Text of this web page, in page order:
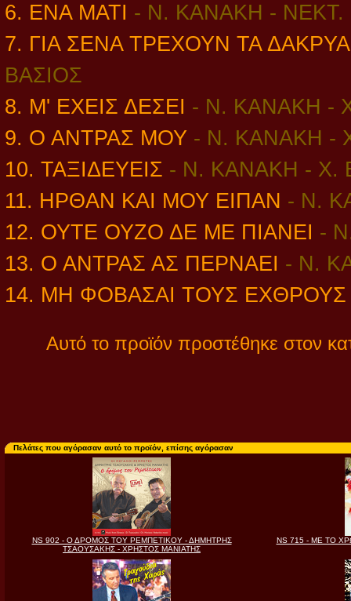
6. ΕΝΑ ΜΑΤΙ - Ν. ΚΑΝΑΚΗ -
7. ΓΙΑ ΣΕΝΑ ΤΡΕΧΟΥΝ ΤΑ
ΒΑΣΙΟΣ
8. Μ' ΕΧΕΙΣ ΔΕΣΕΙ - Ν. ΚΑΝΑΚΗ -
9. Ο ΑΝΤΡΑΣ ΜΟΥ - Ν. ΚΑΝΑΚΗ -
10. ΤΑΞΙΔΕΥΕΙΣ - Ν. ΚΑΝΑΚΗ - Χ.
11. ΗΡΘΑΝ ΚΑΙ ΜΟΥ ΕΙΠΑΝ - Ν.
12. ΟΥΤΕ ΟΥΖΟ ΔΕ ΜΕ ΠΙΑΝΕΙ -
13. Ο ΑΝΤΡΑΣ ΑΣ ΠΕΡΝΑΕΙ - Ν.
14. ΜΗ ΦΟΒΑΣΑΙ ΤΟΥΣ
Αυτό το προϊόν προστέθηκε στον
Πελάτες που αγόρασαν αυτό το προϊόν, επίσης αγόρασαν
NS 902 - Ο ΔΡΟΜΟΣ ΤΟΥ ΡΕΜΠΕΤΙΚΟΥ - ΔΗΜΗΤΡΗΣ
ΤΣΑΟΥΣΑΚΗΣ - ΧΡΗΣΤΟΣ ΜΑΝΙΑΤΗΣ
NS 715 - ΜΕ ΤΟ